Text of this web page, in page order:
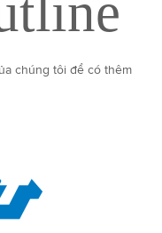
chúng tôi để có thêm